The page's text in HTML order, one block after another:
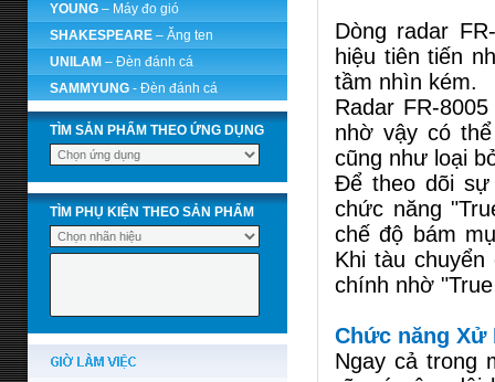
YOUNG – Máy đo gió
SHAKESPEARE – Ăng ten
UNILAM – Đèn đánh cá
SAMMYUNG - Đèn đánh cá
TÌM SẢN PHẨM THEO ỨNG DỤNG
TÌM PHỤ KIỆN THEO SẢN PHẨM
Dòng radar
hiệu tiên tiến
tầm nhìn kém.
Radar FR-
nhờ vậy có
cũng như loại
Để theo dõi sự
chức năng
chế độ bám
Khi tàu
chính nhờ
Chức năng Xử
Ngay cả trong